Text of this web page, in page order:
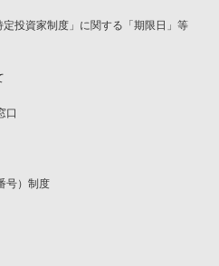
定投資家制度」に関する「期限日」等
口
号）制度